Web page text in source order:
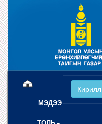
МЭДЭЭ
Кирилл